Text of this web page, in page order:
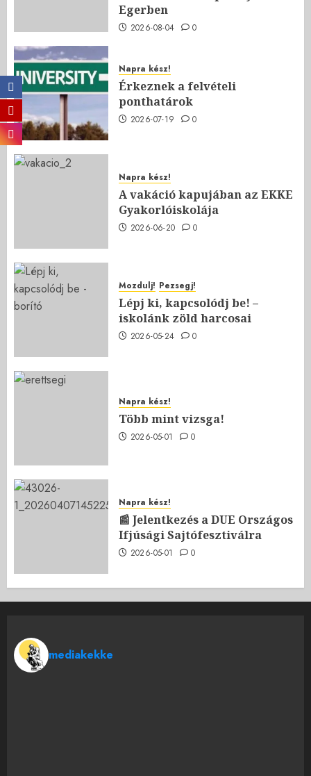
Egerben
2026-08-04 0
Napra kész!
Érkeznek a felvételi
ponthatárok
2026-07-19 0
Napra kész!
A vakáció kapujában az EKKE
Gyakorlóiskolája
2026-06-20 0
Mozdulj! Pezsegj!
Lépj ki, kapcsolódj be! –
iskolánk zöld harcosai
2026-05-24 0
Napra kész!
Több mint vizsga!
2026-05-01 0
Napra kész!
📰 Jelentkezés a DUE Országos
Ifjúsági Sajtófesztiválra
2026-05-01 0
mediakekke